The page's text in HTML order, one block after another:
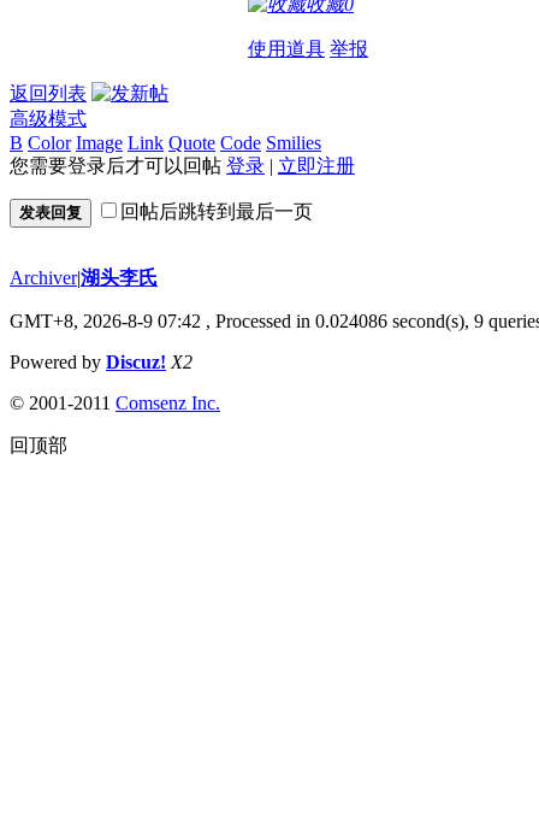
使用道具 举报
返回列表
高级模式
B Color Image Link Quote Code Smilies
您需要登录后才可以回帖 登录 | 立即注册
发表回复 回帖后跳转到最后一页
Archiver|湖头李氏
GMT+8, 2026-8-9 07:42 , Processed in 0.024086 second(s), 9
Powered by Discuz! X2
© 2001-2011 Comsenz Inc.
回顶部